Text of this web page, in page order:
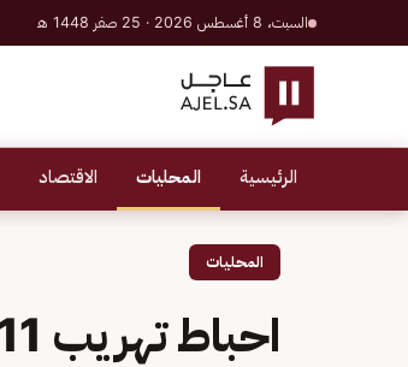
السبت، 8 أغسطس 2026 · 25 صفر 1448 هـ
الرئيسية المحليات الاقتصاد
المحليات